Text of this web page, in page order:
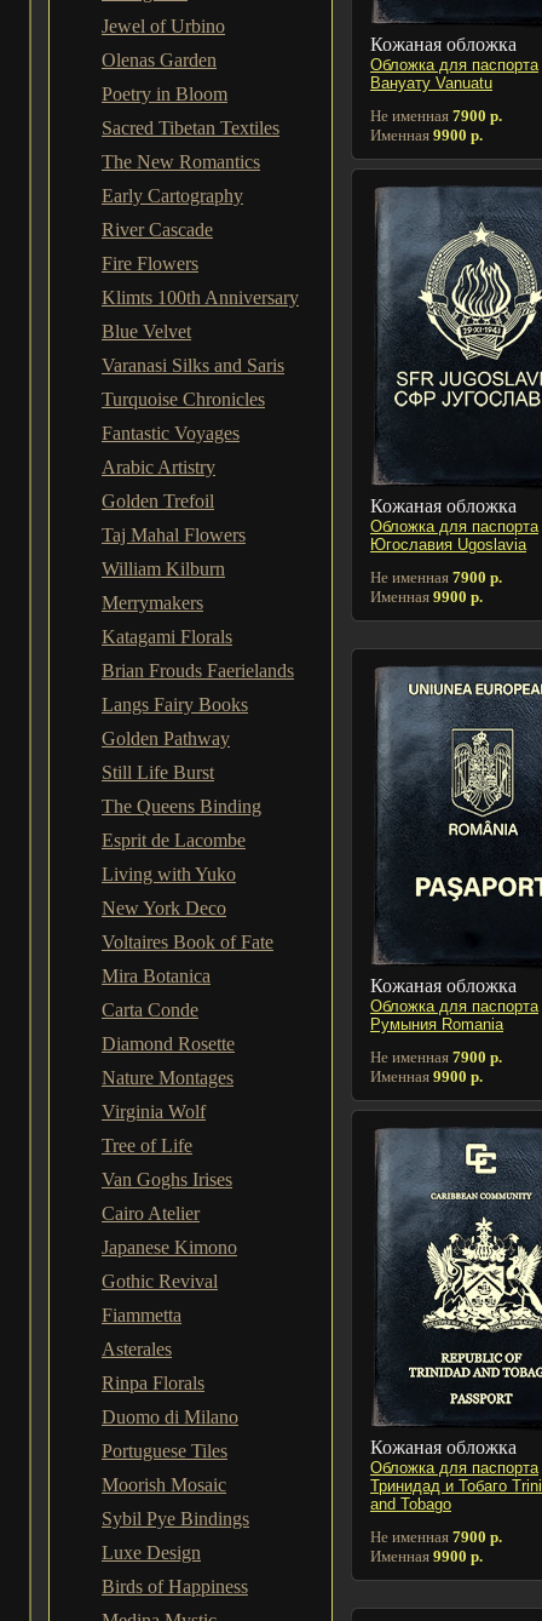
Jewel of Urbino
Olenas Garden
Poetry in Bloom
Sacred Tibetan Textiles
The New Romantics
Early Cartography
River Cascade
Fire Flowers
Klimts 100th Anniversary
Blue Velvet
Varanasi Silks and Saris
Turquoise Chronicles
Fantastic Voyages
Arabic Artistry
Golden Trefoil
Taj Mahal Flowers
William Kilburn
Merrymakers
Katagami Florals
Brian Frouds Faerielands
Langs Fairy Books
Golden Pathway
Still Life Burst
The Queens Binding
Esprit de Lacombe
Living with Yuko
New York Deco
Voltaires Book of Fate
Mira Botanica
Carta Conde
Diamond Rosette
Nature Montages
Virginia Wolf
Tree of Life
Van Goghs Irises
Cairo Atelier
Japanese Kimono
Gothic Revival
Fiammetta
Asterales
Rinpa Florals
Duomo di Milano
Portuguese Tiles
Moorish Mosaic
Sybil Pye Bindings
Luxe Design
Birds of Happiness
Кожаная обложка
Обложка для паспорта
Вануату Vanuatu
Не именная 7900 р.
Именная 9900 р.
Кожаная обложка
Обложка для паспорта
Югославия Ugoslavia
Не именная 7900 р.
Именная 9900 р.
Кожаная обложка
Обложка для паспорта
Румыния Romania
Не именная 7900 р.
Именная 9900 р.
Кожаная обложка
Обложка для паспорта
Тринидад и Тобаго
and Tobago
Не именная 7900 р.
Именная 9900 р.